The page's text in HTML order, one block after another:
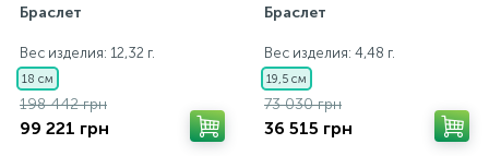
Браслет
Вес изделия: 12,32 г.
18 см
198 442 грн
99 221 грн
Браслет
Вес изделия: 4,48 г.
19,5 см
73 030 грн
36 515 грн